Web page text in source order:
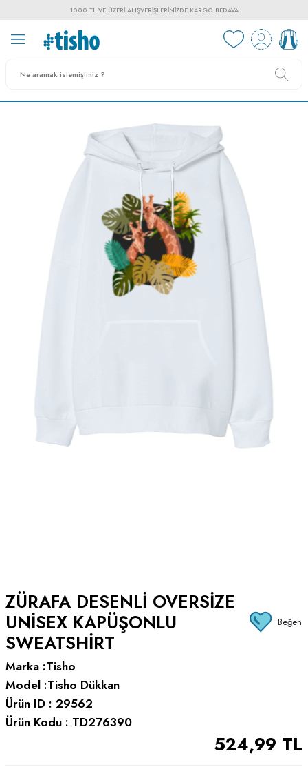
1000 TL VE ÜZERI ALIŞVERIŞLERINIZDE KARGO BEDAVA
ZÜRAFA DESENLI OVERSIZE
UNISEX KAPÜŞONLU
SWEATSHIRT
Beğen
Marka :Tisho
Model :Tisho Dükkan
Ürün ID : 29562
Ürün Kodu : TD276390
524,99 TL